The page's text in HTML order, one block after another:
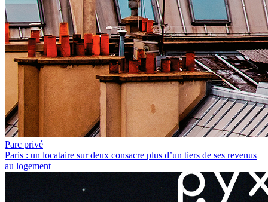
Parc privé
Paris : un locataire sur deux consacre plus d’un tiers de ses revenus
au logement